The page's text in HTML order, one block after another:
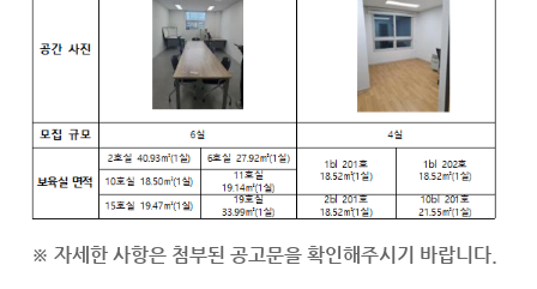
※ 자세한 사항은 첨부된 공고문을 확인해주시기 바랍니다.